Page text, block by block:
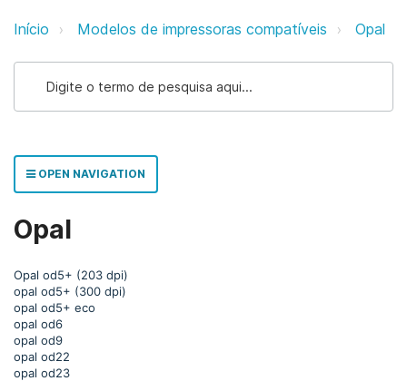
Opal ezeep Support Support
Início Modelos de impressoras compatíveis Opal
OPEN NAVIGATION
Opal
Opal od5+ (203 dpi)
opal od5+ (300 dpi)
opal od5+ eco
opal od6
opal od9
opal od22
opal od23